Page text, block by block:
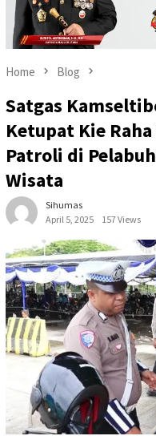
Home Blog
Satgas
Ketupat Kie
Patroli di
Wisata
Sihumas
April 5, 2025
157 Views